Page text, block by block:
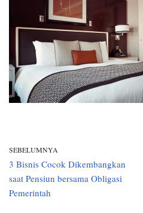
SEBELUMNYA
3 Bisnis Cocok Dikembangkan
saat Pensiun bersama Obligasi
Pemerintah